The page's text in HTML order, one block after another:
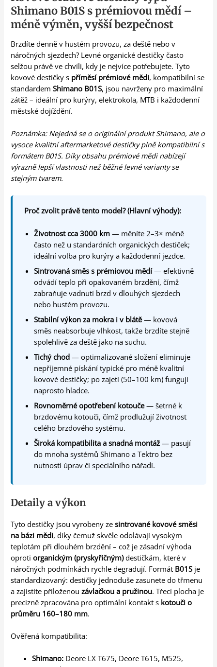
Shimano B01S s prémiovou mědí –
méně výměn, vyšší bezpečnost
Brzdíte denně v hustém provozu, za deště nebo v
náročných sjezdech? Levné organické destičky často
selžou právě ve chvíli, kdy je nejvíce potřebujete. Tyto
kovové destičky s příměsí prémiové mědi, kompatibilní se
standardemShimano B01S, jsou navrženy pro maximální
zátěž – ideální pro kurýry, elektrokola, MTB i každodenní
městské dojíždění.
Poznámka: Nejedná se o originální produkt Shimano, ale o
vysoce kvalitní aftermarketové destičky plně kompatibilní s
formátem B01S. Díky obsahu prémiové mědi nabízejí
výrazně lepší vlastnosti než běžné levné varianty se
stejným tvarem.
Proč zvolit právě tento model? (Hlavní výhody):
Životnost cca 3000 km — měníte 2–3× méně
často než u standardních organických destiček;
ideální volba pro kurýry a každodenní jezdce.
Sintrovaná směs s prémiovou mědí— efektivně
odvádí teplo při opakovaném brzdění, čímž
zabraňuje vadnutí brzd v dlouhých sjezdech
nebo hustém provozu.
Stabilní výkon za mokra i v blátě— kovová
směs neabsorbuje vlhkost, takže brzdíte stejně
spolehlivě za deště jako na suchu.
Tichý chod — optimalizované složení eliminuje
nepříjemné pískání typické pro méně kvalitní
kovové destičky; po zajetí (50–100 km) fungují
naprosto hladce.
Rovnoměrné opotřebení kotouče— šetrné k
brzdovému kotouči, čímž prodlužují životnost
celého brzdového systému.
Široká kompatibilita a snadná montáž — pasují
do mnoha systémů Shimano a Tektro bez
nutnosti úprav či speciálního nářadí.
Detaily a výkon
Tyto destičky jsou vyrobeny zesintrované kovové směsi
na bázi mědi, díky čemuž skvěle odolávají vysokým
teplotám při dlouhém brzdění – což je zásadní výhoda
oprotiorganickým (pryskyřičným)destičkám, které v
náročných podmínkách rychle degradují. Formát B01S je
standardizovaný: destičky jednoduše zasunete do třmenu
a zajistíte přiloženouzávlačkou a pružinou. Třecí plocha je
precizně zpracována pro optimální kontakt s kotouči o
průměru 160–180 mm.
Ověřená kompatibilita:
Shimano: Deore LX T675, Deore T615, M525,